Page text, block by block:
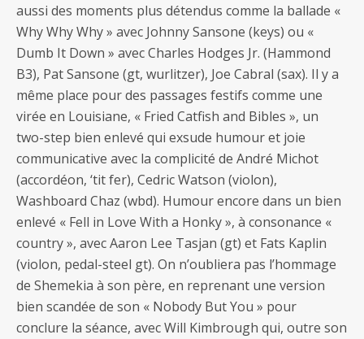
aussi des moments plus détendus comme la ballade «
Why Why Why » avec Johnny Sansone (keys) ou «
Dumb It Down » avec Charles Hodges Jr. (Hammond
B3), Pat Sansone (gt, wurlitzer), Joe Cabral (sax). Il y a
même place pour des passages festifs comme une
virée en Louisiane, « Fried Catfish and Bibles », un
two-step bien enlevé qui exsude humour et joie
communicative avec la complicité de André Michot
(accordéon, ‘tit fer), Cedric Watson (violon),
Washboard Chaz (wbd). Humour encore dans un bien
enlevé « Fell in Love With a Honky », à consonance «
country », avec Aaron Lee Tasjan (gt) et Fats Kaplin
(violon, pedal-steel gt). On n’oubliera pas l’hommage
de Shemekia à son père, en reprenant une version
bien scandée de son « Nobody But You » pour
conclure la séance, avec Will Kimbrough qui, outre son